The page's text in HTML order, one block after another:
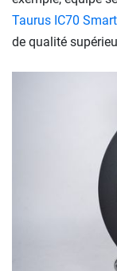
Taurus IC70 Smart
de qualité